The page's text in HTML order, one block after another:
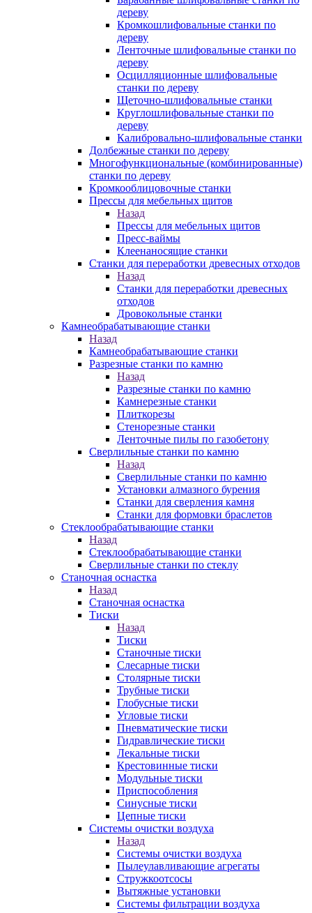
дереву
Кромкошлифовальные станки по
дереву
Ленточные шлифовальные станки по
дереву
Осцилляционные шлифовальные
станки по дереву
Щеточно-шлифовальные станки
Круглошлифовальные станки по
дереву
Калибровально-шлифовальные станки
Долбежные станки по дереву
Многофункциональные (комбинированные)
станки по дереву
Кромкооблицовочные станки
Прессы для мебельных щитов
Назад
Прессы для мебельных щитов
Пресс-ваймы
Клеенаносящие станки
Станки для переработки древесных отходов
Назад
Станки для переработки древесных
отходов
Дровокольные станки
Камнеобрабатывающие станки
Назад
Камнеобрабатывающие станки
Разрезные станки по камню
Назад
Разрезные станки по камню
Камнерезные станки
Плиткорезы
Стенорезные станки
Ленточные пилы по газобетону
Сверлильные станки по камню
Назад
Сверлильные станки по камню
Установки алмазного бурения
Станки для сверления камня
Станки для формовки браслетов
Стеклообрабатывающие станки
Назад
Стеклообрабатывающие станки
Сверлильные станки по стеклу
Станочная оснастка
Назад
Станочная оснастка
Тиски
Назад
Тиски
Станочные тиски
Слесарные тиски
Столярные тиски
Трубные тиски
Глобусные тиски
Угловые тиски
Пневматические тиски
Гидравлические тиски
Лекальные тиски
Крестовинные тиски
Модульные тиски
Приспособления
Синусные тиски
Цепные тиски
Системы очистки воздуха
Назад
Системы очистки воздуха
Пылеулавливающие агрегаты
Стружкоотсосы
Вытяжные установки
Системы фильтрации воздуха